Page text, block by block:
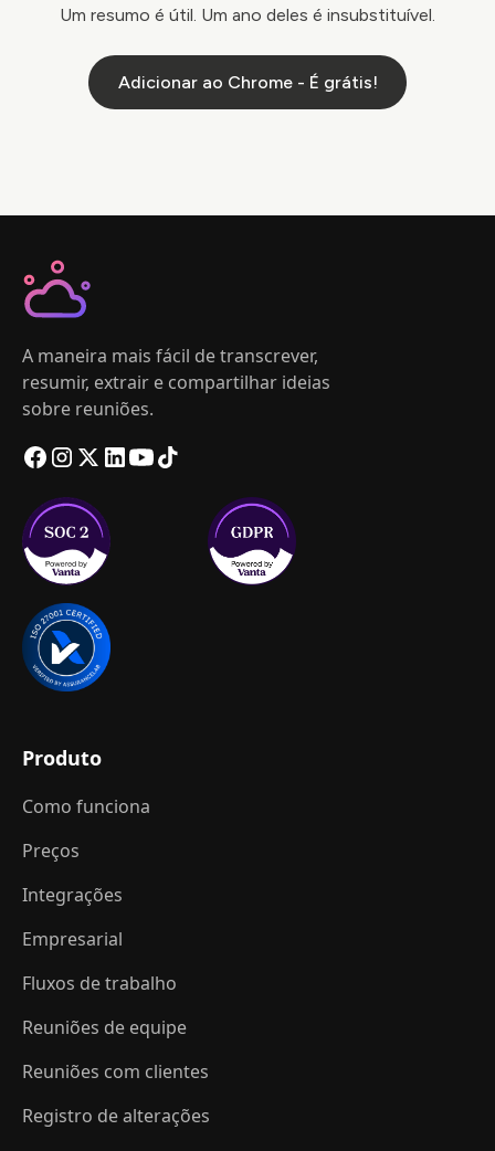
Um resumo é útil. Um ano deles é insubstituível.
Adicionar ao Chrome - É grátis!
A maneira mais fácil de transcrever,
resumir, extrair e compartilhar ideias
sobre reuniões.
Produto
Como funciona
Preços
Integrações
Empresarial
Fluxos de trabalho
Reuniões de equipe
Reuniões com clientes
Registro de alterações